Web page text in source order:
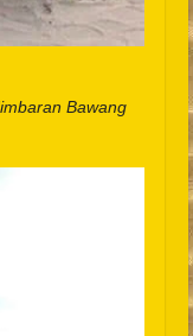
Bawang